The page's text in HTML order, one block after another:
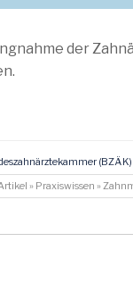
der
(BZÄK)
» Praxiswissen »